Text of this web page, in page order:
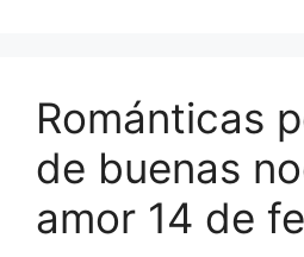
Románticas
de buenas
amor 14 de